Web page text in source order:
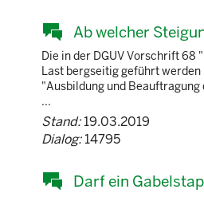
Ab welcher
Die in der DGUV Vorschrift 68
Last bergseitig geführt
"Ausbildung und
...
Stand:19.03.2019
Dialog:14795
Darf ein